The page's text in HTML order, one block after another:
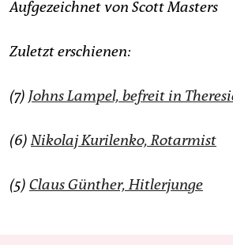
Aufgezeichnet von Scott Masters
Zuletzt erschienen:
(7) Johns Lampel, befreit in
(6)Nikolaj Kurilenko, Rotarmist
(5) Claus Günther, Hitlerjunge